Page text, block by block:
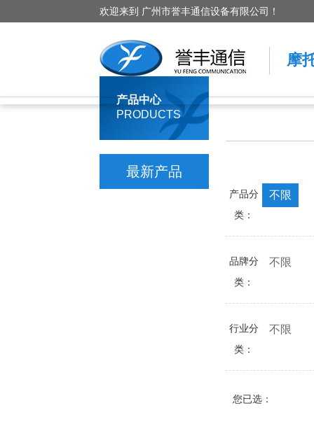
欢迎来到 广州市誉丰通信设备有限公司！
摩
产品中心
PRODUCTS
最新产品
产品分
类：
不限
品牌分
类：
不限
行业分
类：
不限
您已选：